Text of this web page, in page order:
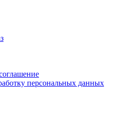
персональных данных